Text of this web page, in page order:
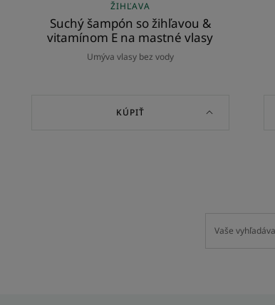
ŽIHĽAVA
Suchý šampón so žihľavou &
vitamínom E na mastné vlasy
Umýva vlasy bez vody
KÚPIŤ